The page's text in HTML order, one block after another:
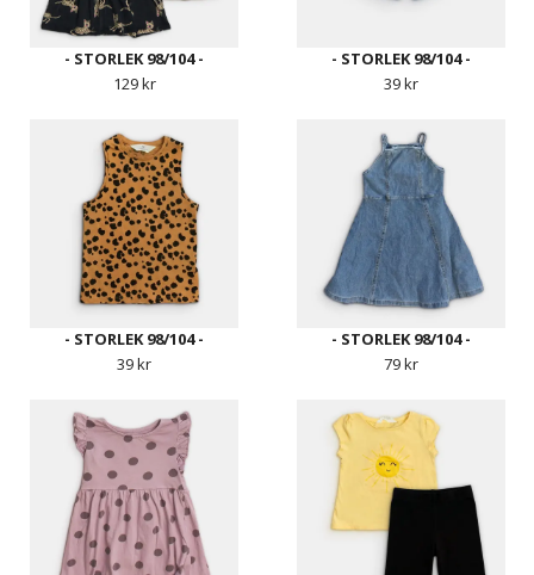
- STORLEK 98/104 -
129 kr
- STORLEK 98/104 -
39 kr
- STORLEK 98/104 -
39 kr
- STORLEK 98/104 -
79 kr